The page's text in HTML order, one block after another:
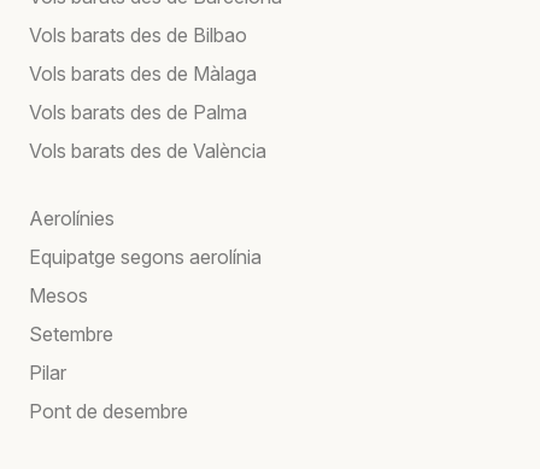
Vols barats des de Bilbao
Vols barats des de Màlaga
Vols barats des de Palma
Vols barats des de València
Aerolínies
Equipatge segons aerolínia
Mesos
Setembre
Pilar
Pont de desembre